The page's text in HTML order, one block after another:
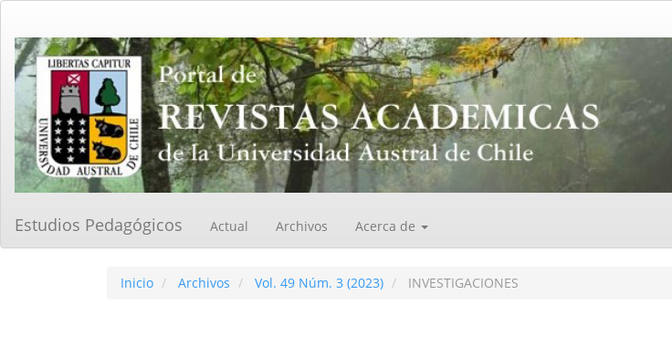
Contenido
principal
Barra
lateral
Estudios Pedagógicos Actual Archivos Acerca de
Inicio Archivos Vol. 49 Núm. 3 (2023) INVESTIGACIONES